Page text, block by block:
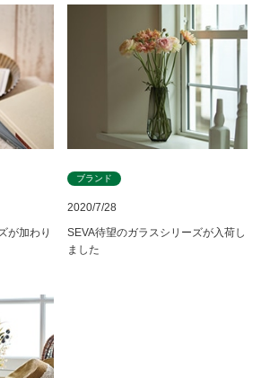
が加わり
2020/7/28
ブランド
SEVA待望のガラスシリーズが入荷し
ました